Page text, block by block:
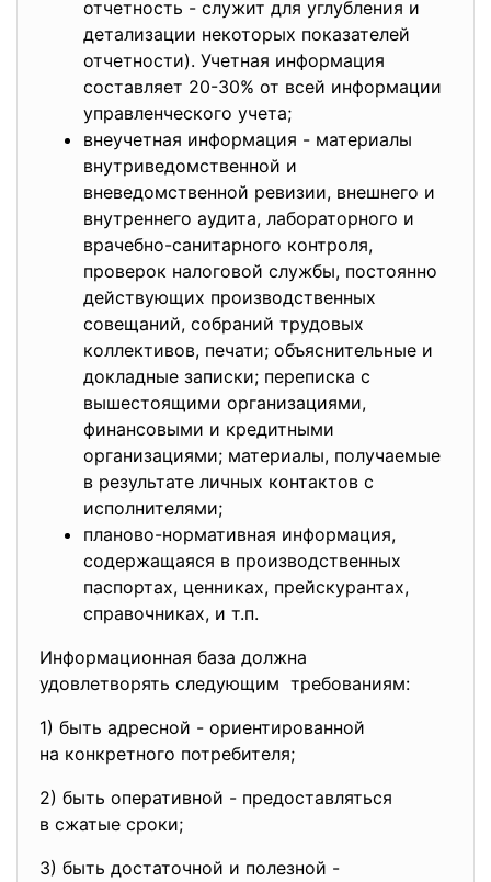
отчетность - служит для углубления и
детализации некоторых показателей
отчетности). Учетная информация
составляет 20-30% от всей информации
управленческого учета;
внеучетная информация - материалы
внутриведомственной и
вневедомственной ревизии, внешнего и
внутреннего аудита, лабораторного и
врачебно-санитарного контроля,
проверок налоговой службы, постоянно
действующих производственных
совещаний, собраний трудовых
коллективов, печати; объяснительные и
докладные записки; переписка с
вышестоящими организациями,
финансовыми и кредитными
организациями; материалы, получаемые
в результате личных контактов с
исполнителями;
планово-нормативная информация,
содержащаяся в производственных
паспортах, ценниках, прейскурантах,
справочниках, и т.п.
Информационная база должна
удовлетворять следующим требованиям:
1) быть адресной - ориентированной
на конкретного потребителя;
2) быть оперативной - предоставляться
в сжатые сроки;
3) быть достаточной и полезной -